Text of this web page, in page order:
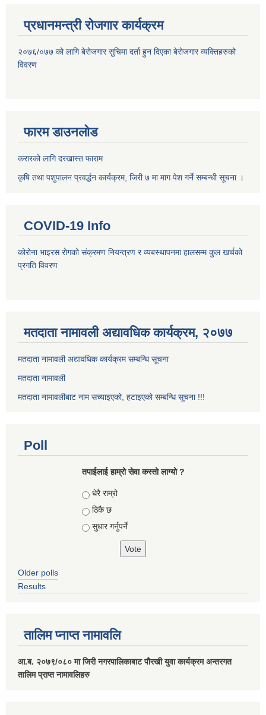
प्रधानमन्त्री रोजगार कार्यक्रम
२०७६/०७७ को लागि बेरोजगार सुचिमा दर्ता हुन दिएका बेरोजगार व्यक्तिहरुको
विवरण
फारम डाउनलोड
करारको लागि दरखास्त फाराम
कृषि तथा पशुपालन प्रवर्द्धन कार्यक्रम, जिरी ७ मा माग पेश गर्ने सम्बन्धी सूचना ।
COVID-19 Info
कोरोना भाइरस रोगको संक्रमण नियन्त्रण र व्यबस्थापनमा हालसम्म कुल खर्चको
प्रगति विवरण
मतदाता नामावली अद्यावधिक कार्यक्रम, २०७७
मतदाता नामावली अद्यावधिक कार्यक्रम सम्बन्धि सूचना
मतदाता नामावली
मतदाता नामावलीबाट नाम सच्याइएको, हटाइएको सम्बन्धि सूचना !!!
Poll
तपाईलाई हाम्रो सेवा कस्तो लाग्यो ?
Choices
धेरै राम्रो
ठिकै छ
सुधार गर्नुपर्ने
Older polls
Results
तालिम प्नाप्त नामावलि
आ.ब. २०७९/०८० मा जिरी नगरपालिकाबाट पौरखी युवा कार्यक्रम अन्तरगत
तालिम प्राप्त नामावलिहरु